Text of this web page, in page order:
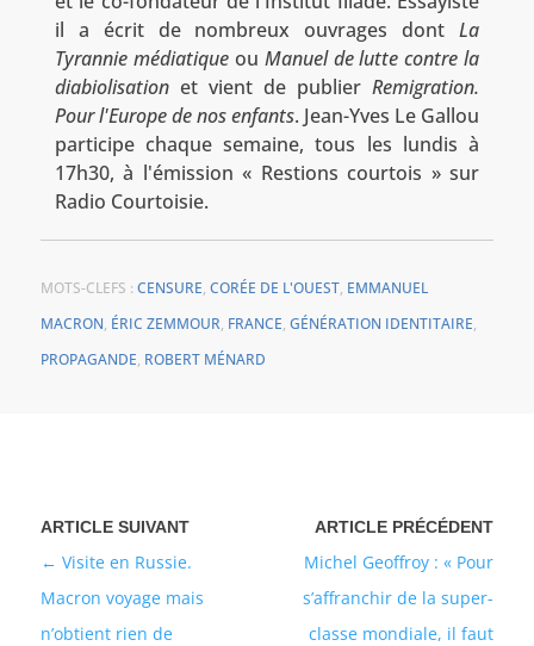
il a écrit de nombreux ouvrages dontLa
Tyrannie médiatiqueou Manuel de lutte contre la
diabiolisationet vient de publierRemigration.
Pour l'Europe de nos enfants. Jean-Yves Le Gallou
participe chaque semaine, tous les lundis à
17h30, à l'émission « Restions courtois » sur
Radio Courtoisie.
MOTS-CLEFS : CENSURE, CORÉE DE L'OUEST, EMMANUEL
MACRON, ÉRIC ZEMMOUR, FRANCE, GÉNÉRATION IDENTITAIRE,
PROPAGANDE, ROBERT MÉNARD
Michel Geoffroy : « Pour
s’affranchir de la super-
classe mondiale, il faut
Visite en Russie.
Macron voyage mais
n’obtient rien de